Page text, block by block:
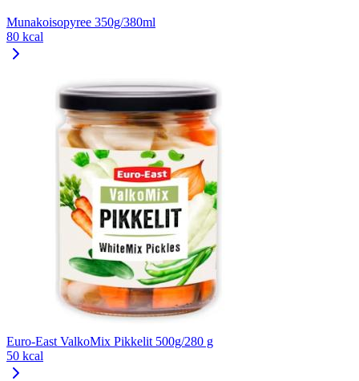
Munakoisopyree 350g/380ml
80 kcal
Euro-East ValkoMix Pikkelit 500g/280 g
50 kcal